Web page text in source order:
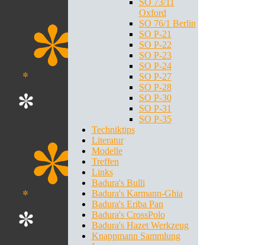
SO 73/11
Oxford
SO 76/1 Berlin
SO P-21
SO P-22
SO P-23
SO P-24
SO P-27
SO P-28
SO P-30
SO P-31
SO P-35
Techniktips
Literatur
Modelle
Treffen
Links
Badura's Bulli
Badura's Karmann-Ghia
Badura's Eriba Pan
Badura's CrossPolo
Badura's Hazet Werkzeug
Knappmann Sammlung